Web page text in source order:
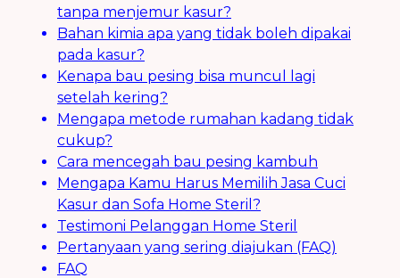
tanpa menjemur kasur?
Bahan kimia apa yang tidak boleh dipakai
pada kasur?
Kenapa bau pesing bisa muncul lagi
setelah kering?
Mengapa metode rumahan kadang tidak
cukup?
Cara mencegah bau pesing kambuh
Mengapa Kamu Harus Memilih Jasa Cuci
Kasur dan Sofa Home Steril?
Testimoni Pelanggan Home Steril
Pertanyaan yang sering diajukan (FAQ)
FAQ